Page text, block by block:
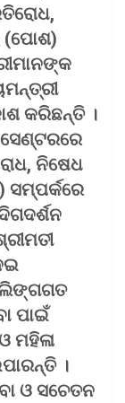
(ପୋଶ)
କରିଛନ୍ତି ।
ନିଷେଧ
ଲିଙ୍ଗଗତ
ପାଇଁ
ମହିଳା
।
ଓ ସଚେତନ